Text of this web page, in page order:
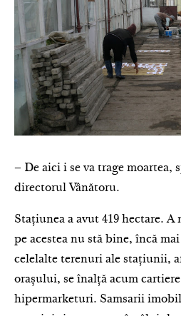
– De aici i se va trage moartea,
directorul Vânătoru.
Staţiunea a avut 419 hectare. A
pe acestea nu stă bine, încă
celelalte terenuri ale staţiunii,
orașului, se înalţă acum
hipermarketuri. Samsarii